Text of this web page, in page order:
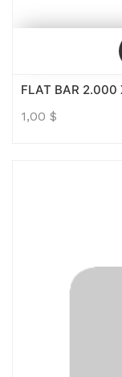
FLAT BAR
1,00 $